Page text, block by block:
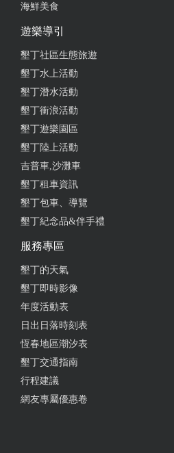
服務真的非常非常好 只能
啤酒冰好 真的很貼心啊啊啊
面海的房間非常的棒 地點
一分鐘 服務人員也非常親切
一開始打電話詢問是一位
位有點距離感的先生接待
切的小姐在二館有點後悔太
管家和工作人員都很親切
景。每層樓都有飲水機，
海鮮美食
遊樂導引
墾丁社區生態旅遊
墾丁水上活動
墾丁潛水活動
墾丁衝浪活動
墾丁遊樂園區
墾丁陸上活動
吉普車,沙灘車
墾丁租車資訊
墾丁包車、導覽
墾丁紀念品&伴手禮
服務專區
墾丁的天氣
墾丁即時影像
年度活動表
日出日落時刻表
恆春地區潮汐表
墾丁交通指南
行程建議
網友專屬優惠卷